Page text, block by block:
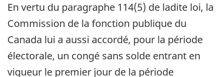
En vertu du paragraphe 114(5) de ladite loi, la
Commission de la fonction publique du
Canada lui a aussi accordé, pour la période
électorale, un congé sans solde entrant en
vigueur le premier jour de la période